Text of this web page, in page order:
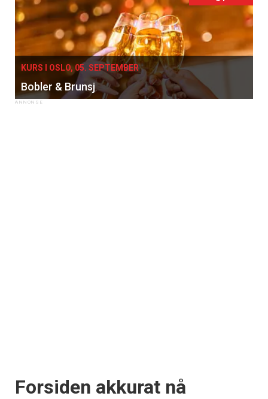
KURS I OSLO, 05. SEPTEMBER
Bobler & Brunsj
Forsiden akkurat nå